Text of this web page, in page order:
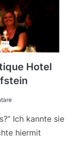
Hotel
Ich kannte sie
hiermit